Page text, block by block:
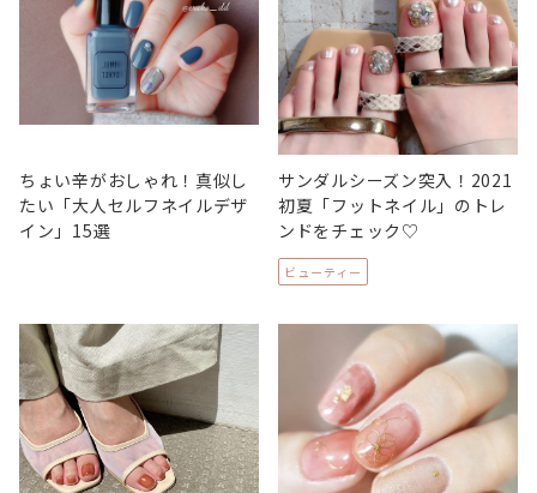
ちょい辛がおしゃれ！真似し
たい「大人セルフネイルデザ
イン」15選
サンダルシーズン突入！2021
初夏「フットネイル」のトレ
ンドをチェック♡
ビューティー